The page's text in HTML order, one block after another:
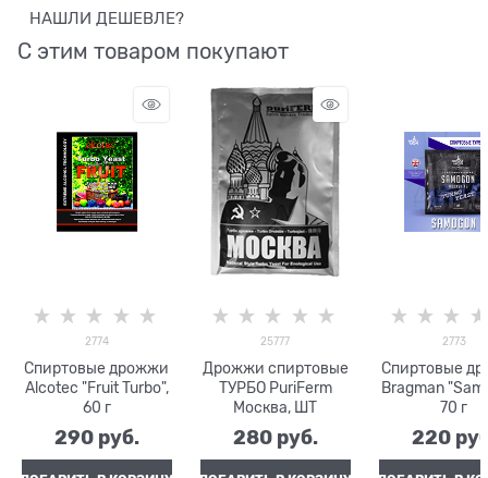
НАШЛИ ДЕШЕВЛЕ?
С этим товаром покупают
2774
Спиртовые дрожжи
Alcotec "Fruit Turbo",
60 г
290 руб.
25777
Дрожжи спиртовые
ТУРБО PuriFerm
Москва, ШТ
280 руб.
2773
Спиртовые
Bragman
70 г
220